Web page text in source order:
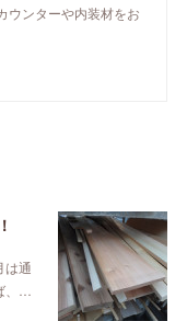
ウンターや内装材をお
は通
…